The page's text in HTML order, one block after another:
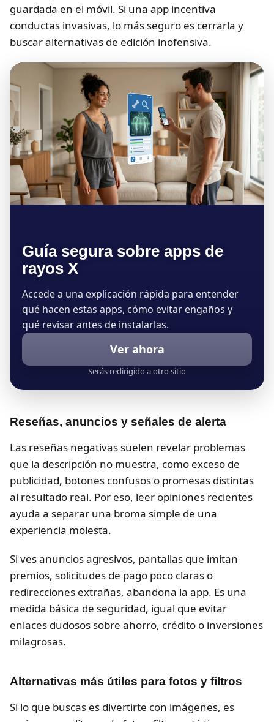
guardada en el móvil. Si una app incentiva
conductas invasivas, lo más seguro es cerrarla y
buscar alternativas de edición inofensiva.
Guía segura sobre apps de
rayos X
Accede a una explicación rápida para entender
qué hacen estas apps, cómo evitar engaños y
qué revisar antes de instalarlas.
Ver ahora
Serás redirigido a otro sitio
Reseñas, anuncios y señales de alerta
Las reseñas negativas suelen revelar problemas
que la descripción no muestra, como exceso de
publicidad, botones confusos o promesas distintas
al resultado real. Por eso, leer opiniones recientes
ayuda a separar una broma simple de una
experiencia molesta.
Si ves anuncios agresivos, pantallas que imitan
premios, solicitudes de pago poco claras o
redirecciones extrañas, abandona la app. Es una
medida básica de seguridad, igual que evitar
enlaces dudosos sobre ahorro, crédito o inversiones
milagrosas.
Alternativas más útiles para fotos y filtros
Si lo que buscas es divertirte con imágenes, es